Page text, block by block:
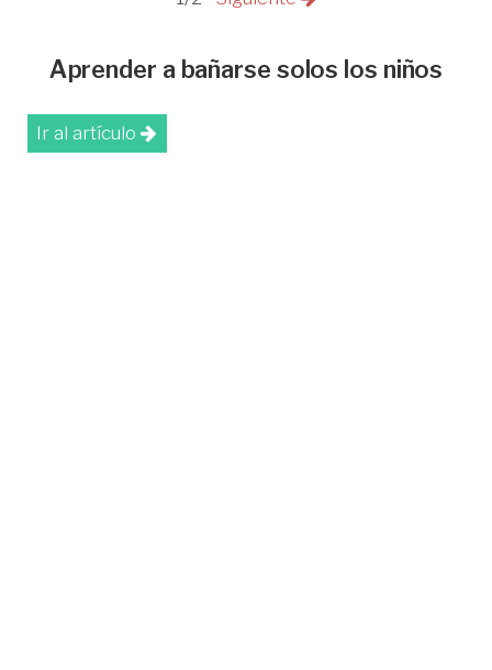
Aprender a bañarse solos los niños
Ir al artículo